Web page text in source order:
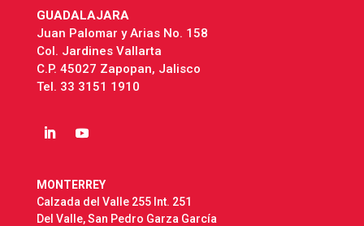
GUADALAJARA
Juan Palomar y Arias No. 158
Col. Jardines Vallarta
C.P. 45027 Zapopan, Jalisco
Tel. 33 3151 1910
MONTERREY
Calzada del Valle 255 Int. 251
Del Valle, San Pedro Garza García